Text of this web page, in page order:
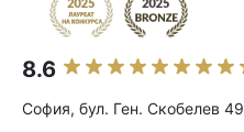
8.6
София, бул. Ген. Скобелев 49